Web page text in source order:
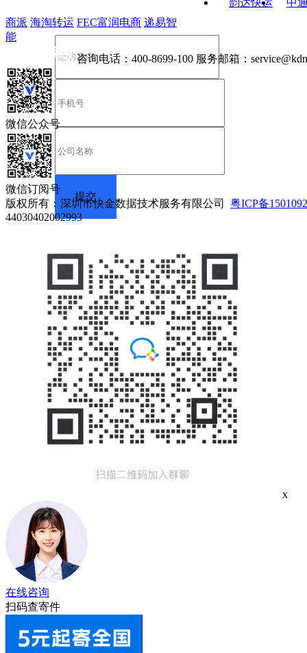
韵达快运
中
商派 海淘转运 FEC富润电商 递易智
能
咨询电话： 400-8699-100 服务邮箱：
微信公众号
微信订阅号
版权所有：深圳市快金数据技术服务有限公司 粤ICP备
44030402002993
x
在线咨询
扫码查寄件